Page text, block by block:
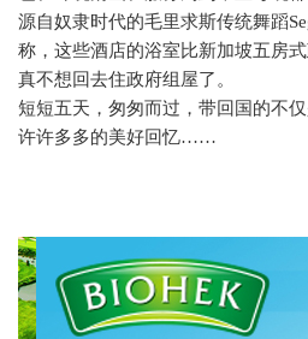
源自奴隶时代的毛里求斯传统舞蹈
称，这些酒店的浴室比新加坡五房
真不想回去住政府组屋了。
短短五天，匆匆而过，带回国的不
许许多多的美好回忆……